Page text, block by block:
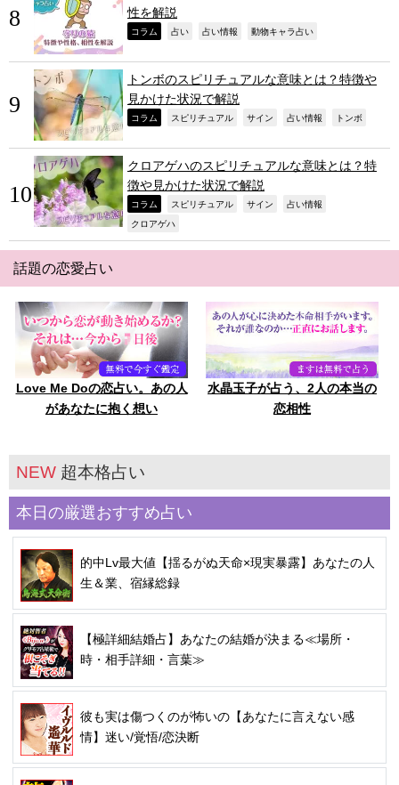
性を解説
コラム 占い 占い情報 動物キャラ占い
トンボのスピリチュアルな意味とは？特徴や
見かけた状況で解説
コラム スピリチュアル サイン 占い情報 トンボ
クロアゲハのスピリチュアルな意味とは？特
徴や見かけた状況で解説
コラム スピリチュアル サイン 占い情報
クロアゲハ
話題の恋愛占い
Love Me Doの恋占い。あの人
があなたに抱く想い
水晶玉子が占う、2人の本当の
恋相性
NEW 超本格占い
本日の厳選おすすめ占い
的中Lv最大値【揺るがぬ天命×現実暴露】あなたの人
生＆業、宿縁総録
【極詳細結婚占】あなたの結婚が決まる≪場所・
時・相手詳細・言葉≫
彼も実は傷つくのが怖いの【あなたに言えない感
情】迷い/覚悟/恋決断